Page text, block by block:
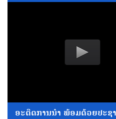
ອະດີດການນໍາ ພ້ອມດ້ວຍປະຊ